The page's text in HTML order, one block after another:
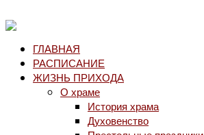
ГЛАВНАЯ
РАСПИСАНИЕ
ЖИЗНЬ ПРИХОДА
О храме
История храма
Духовенство